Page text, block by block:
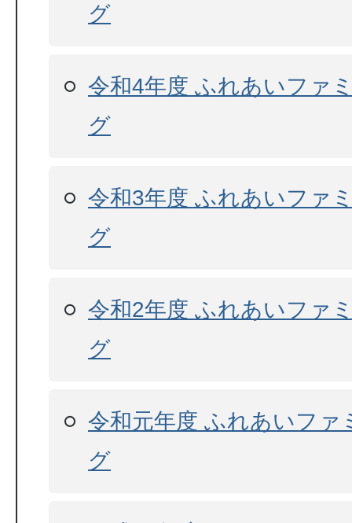
グ
令和4年度 ふれあいファ
グ
令和3年度 ふれあいファ
グ
令和2年度 ふれあいファ
グ
令和元年度 ふれあいファ
グ